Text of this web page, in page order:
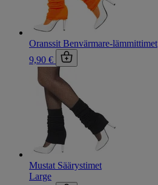
Oranssit Benvärmare-lämmittimet
9,90 €
Mustat Säärystimet
Large